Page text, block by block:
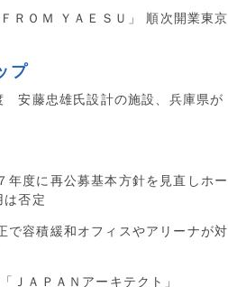
ＲＯＭ ＹＡＥＳＵ」 順次開業東京
プ
安藤忠雄氏設計の施設、兵庫県が
年度に再公募基本方針を見直しホー
は否定
で容積緩和オフィスやアリーナが対
ＪＡＰＡＮアーキテクト」